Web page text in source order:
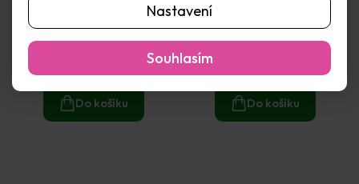
Nastavení
Souhlasím
Dětské tričko krátký
rukáv L - malina (12-13 let)
75 Kč
Do košíku
Dětské tričko krátký
rukáv M - atolblue (10-11
71 Kč
Do košíku